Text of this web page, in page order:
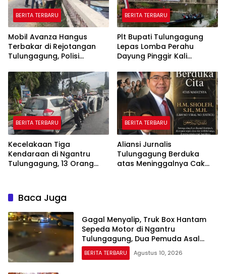
BERITA TERBARU
Mobil Avanza Hangus
Terbakar di Rejotangan
Tulungagung, Polisi
Bahan Bakar
BERITA TERBARU
Plt Bupati Tulungagung
Lepas Lomba Perahu
Dayung Pinggir Kali
BERITA TERBARU
Kecelakaan Tiga
Kendaraan di Ngantru
Tulungagung, 13 Orang
BERITA TERBARU
Aliansi Jurnalis
Tulungagung Berduka
atas Meninggalnya Cak
Baca Juga
Gagal Menyalip, Truk Box Hantam
Sepeda Motor di Ngantru
Tulungagung, Dua Pemuda Asal
Kauman Meninggal Dunia
BERITA TERBARU Agustus 10, 2026